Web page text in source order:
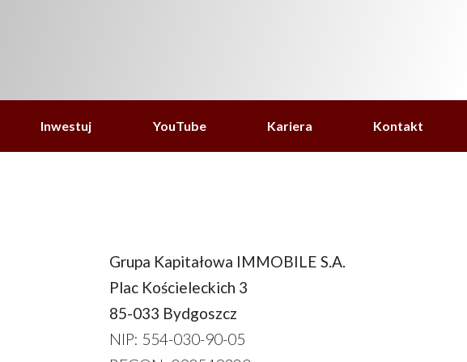
Inwestuj YouTube Kariera Kontakt
Grupa Kapitałowa IMMOBILE S.A.
Plac Kościeleckich 3
85-033 Bydgoszcz
NIP: 554-030-90-05